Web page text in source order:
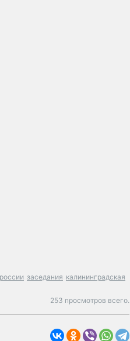
заседания калининградская
253 просмотров всего.